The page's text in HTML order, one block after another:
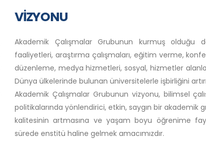
VİZYONU
Akademik Çalışmalar Grubunun kurmuş olduğu
faaliyetleri, araştırma çalışmaları, eğitim verme,
düzenleme, medya hizmetleri, sosyal, hizmetler
Dünya ülkelerinde bulunan üniversitelerle işbirliğini
Akademik Çalışmalar Grubunun vizyonu, bilimsel
politikalarında yönlendirici, etkin, saygın bir akademik
kalitesinin artmasına ve yaşam boyu öğrenime
sürede enstitü haline gelmek amacımızdır.